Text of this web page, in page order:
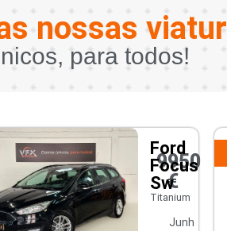
nossas
para todos!
Ford
Focus
Sw
Titanium
Junh
9950
€